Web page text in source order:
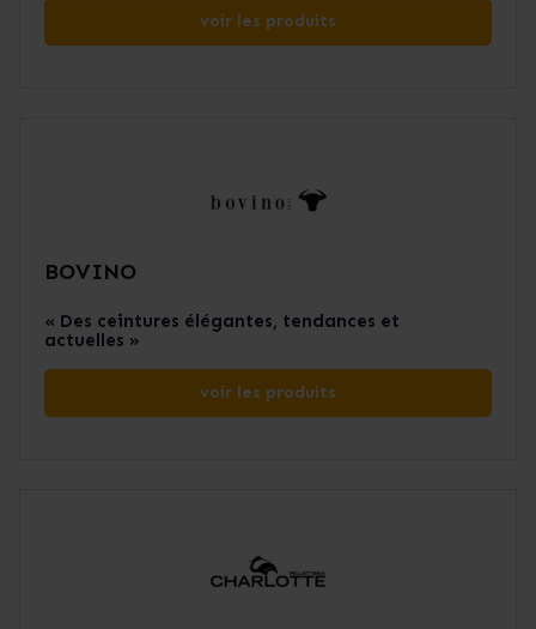
voir les produits
BOVINO
« Des ceintures élégantes, tendances et
actuelles »
voir les produits